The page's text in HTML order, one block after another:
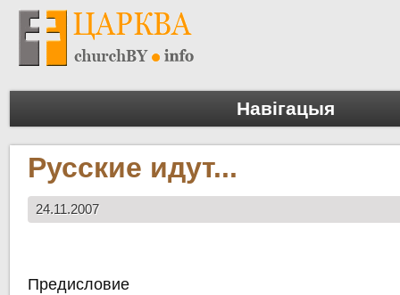
Навігацыя
Русские идут...
24.11.2007
Предисловие